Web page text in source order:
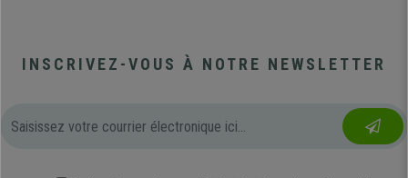
INSCRIVEZ-VOUS À NOTRE NEWSLETTER